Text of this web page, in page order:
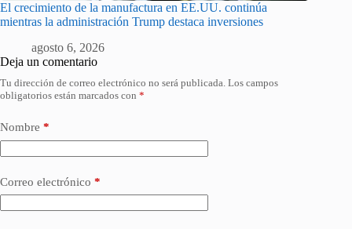
El crecimiento de la manufactura en EE.UU. continúa
mientras la administración Trump destaca inversiones
agosto 6, 2026
Deja un comentario
Tu dirección de correo electrónico no será publicada. Los campos
obligatorios están marcados con *
Nombre *
Correo electrónico *